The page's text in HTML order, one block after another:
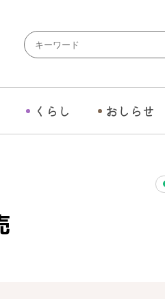
くらし おしらせ